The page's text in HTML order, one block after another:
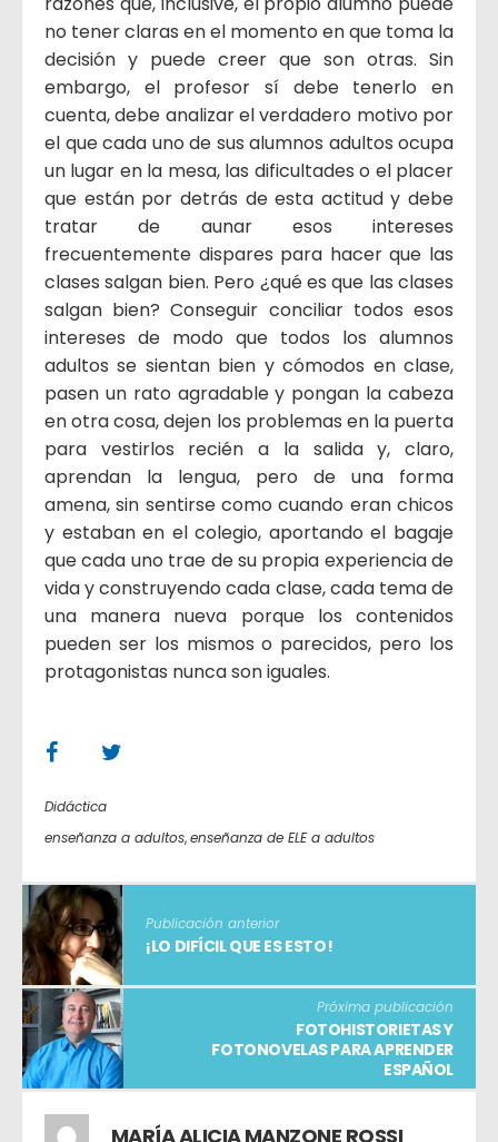
no tener claras en el momento en que toma la
decisión y puede creer que son otras. Sin
embargo, el profesor sí debe tenerlo en
cuenta, debe analizar el verdadero motivo por
el que cada uno de sus alumnos adultos ocupa
un lugar en la mesa, las dificultades o el placer
que están por detrás de esta actitud y debe
tratar de aunar esos intereses
frecuentemente dispares para hacer que las
clases salgan bien. Pero ¿qué es que las clases
salgan bien? Conseguir conciliar todos esos
intereses de modo que todos los alumnos
adultos se sientan bien y cómodos en clase,
pasen un rato agradable y pongan la cabeza
en otra cosa, dejen los problemas en la puerta
para vestirlos recién a la salida y, claro,
aprendan la lengua, pero de una forma
amena, sin sentirse como cuando eran chicos
y estaban en el colegio, aportando el bagaje
que cada uno trae de su propia experiencia de
vida y construyendo cada clase, cada tema de
una manera nueva porque los contenidos
pueden ser los mismos o parecidos, pero los
protagonistas nunca son iguales.
Didáctica
enseñanza a adultos,enseñanza de ELE a adultos
Publicación anterior
¡LO DIFÍCIL QUE ES ESTO!
Próxima publicación
FOTOHISTORIETAS Y
FOTONOVELAS PARA APRENDER
ESPAÑOL
MARÍA ALICIA MANZONE ROSSI